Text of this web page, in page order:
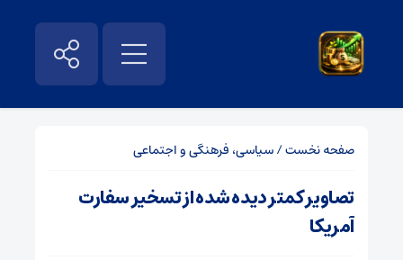
صفحه نخست/سیاسی، فرهنگی و اجتماعی
تصاویر کمتر دیده شده از تسخیر سفارت
آمریکا